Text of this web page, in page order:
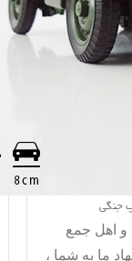
جنگی
و اهل جمع
ما به شما ،